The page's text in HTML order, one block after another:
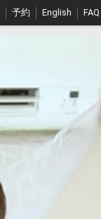
予約 English FAQ